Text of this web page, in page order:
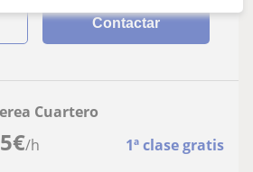
Contactar
€/h 1ª clase gratis
Cuartero